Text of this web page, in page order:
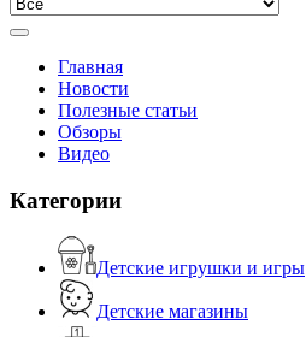
Главная
Новости
Полезные статьи
Обзоры
Видео
Категории
Детские игрушки и игры
Детские магазины